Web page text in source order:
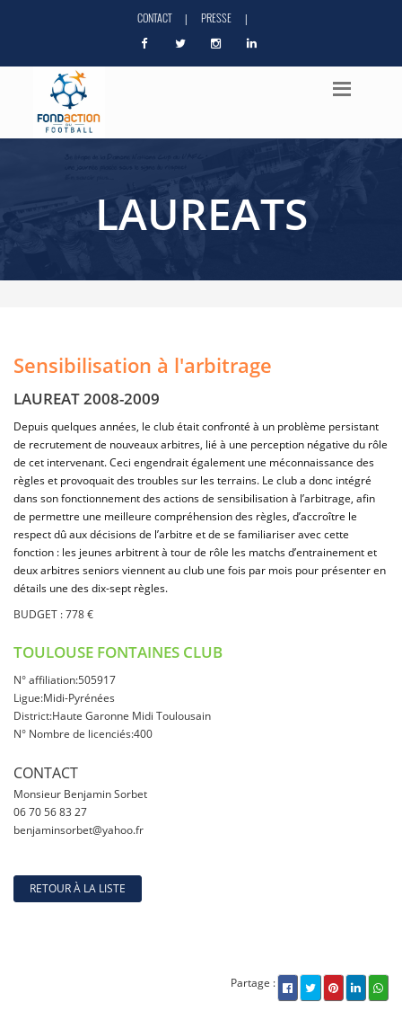
CONTACT | PRESSE |
LAUREATS
Sensibilisation à l'arbitrage
LAUREAT 2008-2009
Depuis quelques années, le club était confronté à un problème persistant
de recrutement de nouveaux arbitres, lié à une perception négative du rôle
de cet intervenant. Ceci engendrait également une méconnaissance des
règles et provoquait des troubles sur les terrains. Le club a donc intégré
dans son fonctionnement des actions de sensibilisation à l’arbitrage, afin
de permettre une meilleure compréhension des règles, d’accroître le
respect dû aux décisions de l’arbitre et de se familiariser avec cette
fonction : les jeunes arbitrent à tour de rôle les matchs d’entrainement et
deux arbitres seniors viennent au club une fois par mois pour présenter en
détails une des dix-sept règles.
BUDGET : 778 €
TOULOUSE FONTAINES CLUB
N° affiliation:505917
Ligue:Midi-Pyrénées
District:Haute Garonne Midi Toulousain
N° Nombre de licenciés:400
CONTACT
Monsieur Benjamin Sorbet
06 70 56 83 27
benjaminsorbet@yahoo.fr
RETOUR À LA LISTE
Partage :